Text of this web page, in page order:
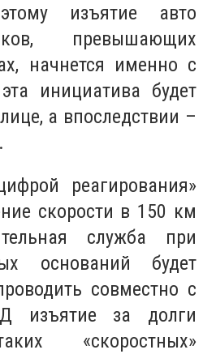
изъятие авто
превышающих
начнется именно с
инициатива будет
а впоследствии –
реагирования»
скорости в 150 км
служба при
оснований будет
совместно с
изъятие за долги
«скоростных»